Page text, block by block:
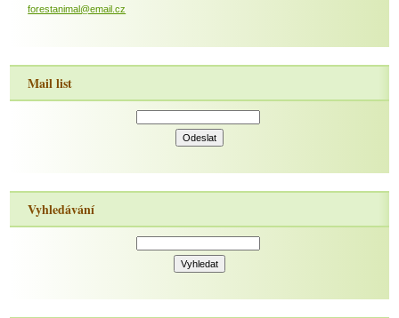
forestanimal@email.cz
Mail list
Vyhledávání